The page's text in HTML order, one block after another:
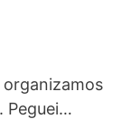
organizamos
Peguei…